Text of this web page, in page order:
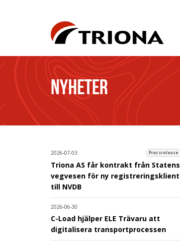
NYHETER
2026-07-03 Pressrelease
Triona AS får kontrakt från Statens
vegvesen för ny registreringsklient
till NVDB
2026-06-30
C-Load hjälper ELE Trävaru att
digitalisera transportprocessen